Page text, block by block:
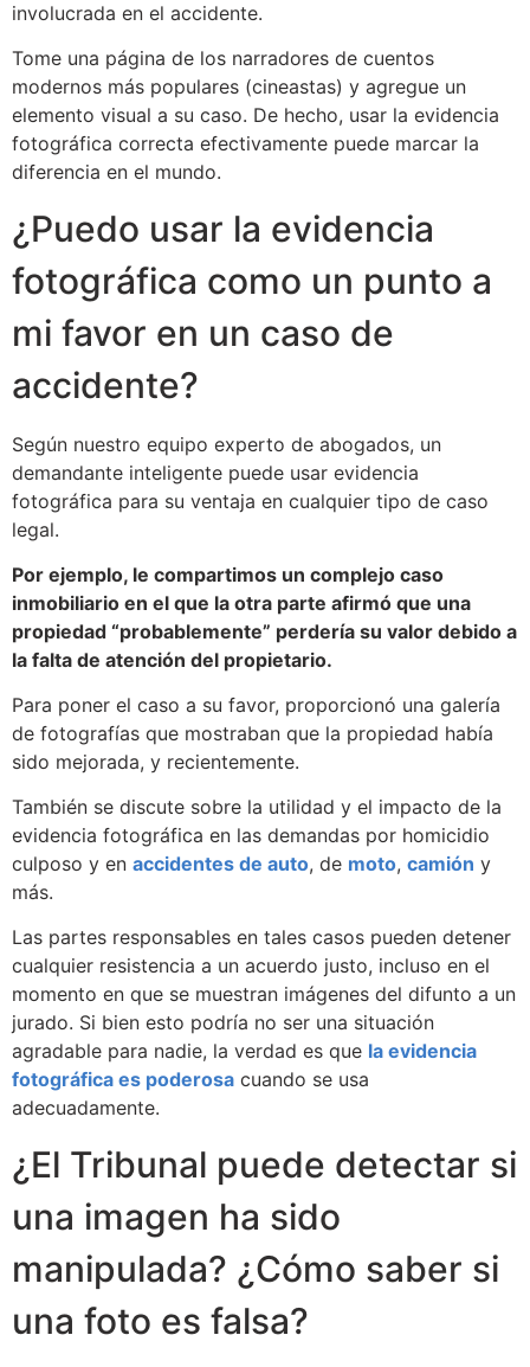
involucrada en el accidente.
Tome una página de los narradores de cuentos
modernos más populares (cineastas) y agregue un
elemento visual a su caso. De hecho, usar la evidencia
fotográfica correcta efectivamente puede marcar la
diferencia en el mundo.
¿Puedo usar la evidencia
fotográfica como un punto a
mi favor en un caso de
accidente?
Según nuestro equipo experto de abogados, un
demandante inteligente puede usar evidencia
fotográfica para su ventaja en cualquier tipo de caso
legal.
Por ejemplo, le compartimos un complejo caso
inmobiliario en el que la otra parte afirmó que una
propiedad “probablemente” perdería su valor debido a
la falta de atención del propietario.
Para poner el caso a su favor, proporcionó una galería
de fotografías que mostraban que la propiedad había
sido mejorada, y recientemente.
También se discute sobre la utilidad y el impacto de la
evidencia fotográfica en las demandas por homicidio
culposo y en accidentes de auto, de moto, camión y
más.
Las partes responsables en tales casos pueden detener
cualquier resistencia a un acuerdo justo, incluso en el
momento en que se muestran imágenes del difunto a un
jurado. Si bien esto podría no ser una situación
agradable para nadie, la verdad es que la evidencia
fotográfica es poderosa cuando se usa
adecuadamente.
¿El Tribunal puede detectar si
una imagen ha sido
manipulada? ¿Cómo saber si
una foto es falsa?